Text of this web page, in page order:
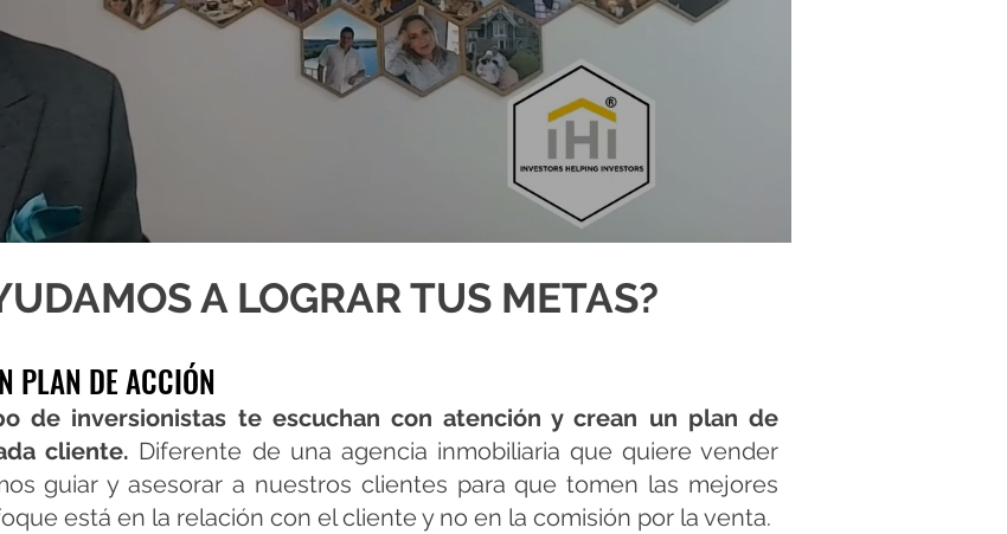
A LOGRAR TUS METAS?
PLAN DE ACCIÓN
de inversionistas te escuchan con atención y crean un plan de
cliente. Diferente de una agencia inmobiliaria que quiere vender
guiar y asesorar a nuestros clientes para que tomen las mejores
está en la relación con el cliente y no en la comisión por la venta.